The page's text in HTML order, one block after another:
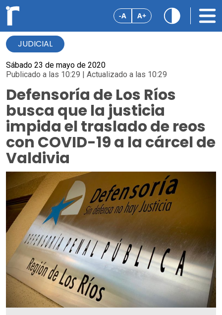
-A A+
JUDICIAL
Sábado 23 de mayo de 2020
Publicado a las 10:29 | Actualizado a las 10:29
Defensoría de Los Ríos
busca que la justicia
impida el traslado de reos
con COVID-19 a la cárcel de
Valdivia